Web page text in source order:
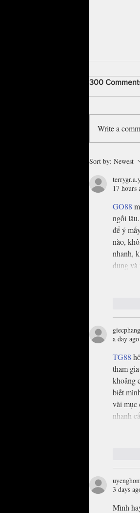
Nelly,
of the
Festival
300
Write a
Sort by: Newest
17 hours
GO88
ngồi
để ý
nào,
nhanh,
dung
a day ago
TG88
tham
khoảng
biết
vài mục
nhanh
3 days
Mình